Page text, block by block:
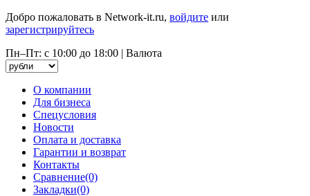
Добро пожаловать в Network-it.ru, войдите или
зарегистрируйтесь
Пн–Пт: с 10:00 до 18:00 | Валюта
О компании
Для бизнеса
Спецусловия
Новости
Оплата и доставка
Гарантии и возврат
Контакты
Сравнение(0)
Закладки(0)